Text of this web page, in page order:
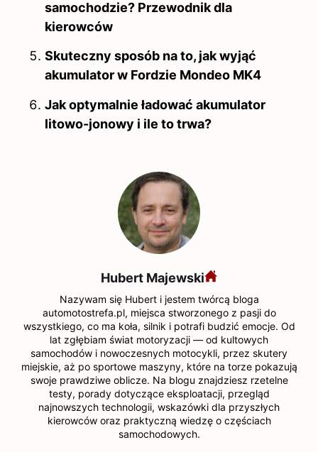
samochodzie? Przewodnik dla
kierowców
Skuteczny sposób na to, jak wyjąć
akumulator w Fordzie Mondeo MK4
Jak optymalnie ładować akumulator
litowo-jonowy i ile to trwa?
Hubert Majewski
Nazywam się Hubert i jestem twórcą bloga
automotostrefa.pl, miejsca stworzonego z pasji do
wszystkiego, co ma koła, silnik i potrafi budzić emocje. Od
lat zgłębiam świat motoryzacji — od kultowych
samochodów i nowoczesnych motocykli, przez skutery
miejskie, aż po sportowe maszyny, które na torze pokazują
swoje prawdziwe oblicze. Na blogu znajdziesz rzetelne
testy, porady dotyczące eksploatacji, przegląd
najnowszych technologii, wskazówki dla przyszłych
kierowców oraz praktyczną wiedzę o częściach
samochodowych.